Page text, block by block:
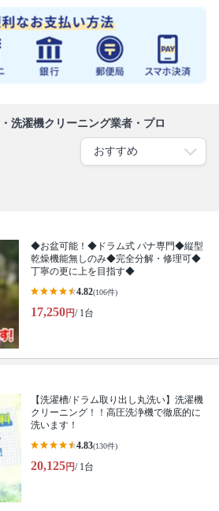
洗濯機クリーニング業者・プロ
◆お盆可能！◆ドラム式 パナ専門◆縦型
乾燥機能無しのみ◆完全分解・修理可◆
丁寧の更に上を目指す◆
4.82(106件)
17,250円/ 1台
【洗濯槽/ドラム取り出し丸洗い】洗濯機
クリーニング！！高圧洗浄機で徹底的に
洗います！
4.83(130件)
20,125円/ 1台